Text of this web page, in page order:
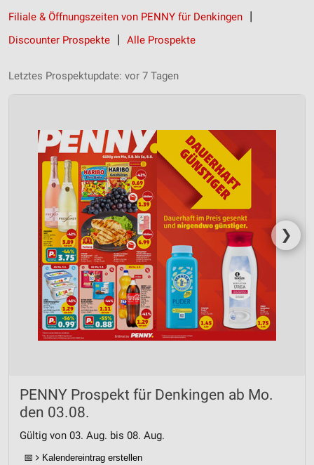
Filiale & Öffnungszeiten von PENNY für Denkingen
Discounter Prospekte
Alle Prospekte
Letztes Prospektupdate: vor 7 Tagen
❯
PENNY Prospekt für Denkingen ab Mo.
den 03.08.
Gültig von 03. Aug. bis 08. Aug.
📅 Kalendereintrag erstellen